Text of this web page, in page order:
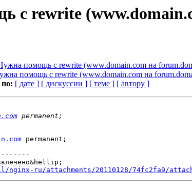
с rewrite
помощь с rewrite (www.domain.com на
помощь с rewrite (www.domain.com на
[ дате ] [ дискуссии ] [ теме ] [ автору ]
permanent;
ru/attachments/20110128/74fc2fa9/